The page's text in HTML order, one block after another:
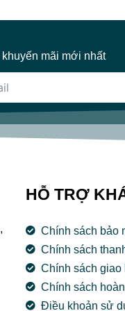
mãi mới nhất
HỖ TRỢ
Chính sách bảo
Chính sách
Chính sách giao
Chính sách
Điều khoản sử